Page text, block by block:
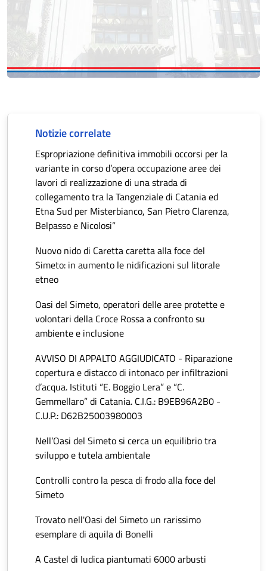
Notizie correlate
Espropriazione definitiva immobili occorsi per la
variante in corso d’opera occupazione aree dei
lavori di realizzazione di una strada di
collegamento tra la Tangenziale di Catania ed
Etna Sud per Misterbianco, San Pietro Clarenza,
Belpasso e Nicolosi”
Nuovo nido di Caretta caretta alla foce del
Simeto: in aumento le nidificazioni sul litorale
etneo
Oasi del Simeto, operatori delle aree protette e
volontari della Croce Rossa a confronto su
ambiente e inclusione
AVVISO DI APPALTO AGGIUDICATO - Riparazione
copertura e distacco di intonaco per infiltrazioni
d’acqua. Istituti “E. Boggio Lera” e “C.
Gemmellaro” di Catania. C.I.G.: B9EB96A2B0 -
C.U.P.: D62B25003980003
Nell’Oasi del Simeto si cerca un equilibrio tra
sviluppo e tutela ambientale
Controlli contro la pesca di frodo alla foce del
Simeto
Trovato nell'Oasi del Simeto un rarissimo
esemplare di aquila di Bonelli
A Castel di Iudica piantumati 6000 arbusti